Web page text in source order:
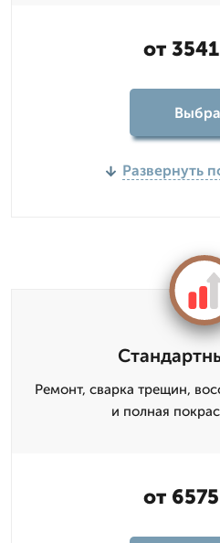
от
Развернуть
Ремонт, сварка трещин,
и полная
от